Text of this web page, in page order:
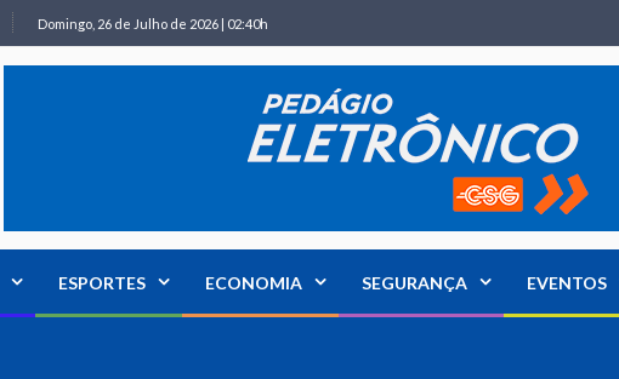
Domingo, 26 de Julho de 2026 | 02:40h
ESPORTES ECONOMIA SEGURANÇA EVENTOS